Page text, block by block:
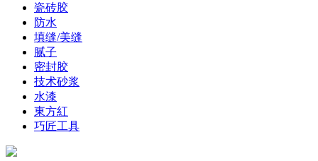
瓷砖胶
防水
填缝/美缝
腻子
密封胶
技术砂浆
水漆
東方紅
巧匠工具